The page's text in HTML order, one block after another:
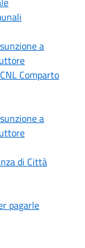
a
Comparto
a
di Città
pagarle